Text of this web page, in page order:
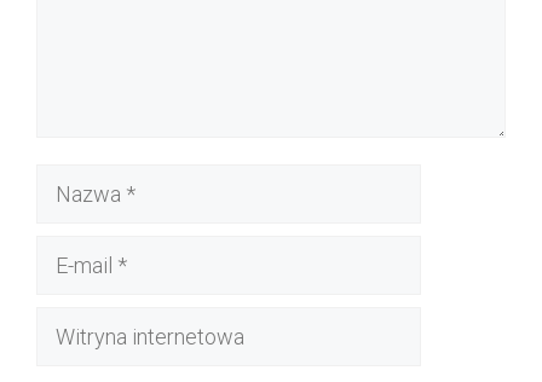
Nazwa
Witryna